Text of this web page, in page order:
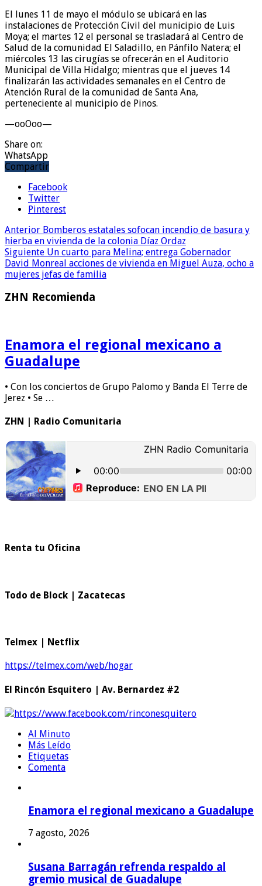
El lunes 11 de mayo el módulo se ubicará en las
instalaciones de Protección Civil del municipio de Luis
Moya; el martes 12 el personal se trasladará al Centro de
Salud de la comunidad El Saladillo, en Pánfilo Natera; el
miércoles 13 las cirugías se ofrecerán en el Auditorio
Municipal de Villa Hidalgo; mientras que el jueves 14
finalizarán las actividades semanales en el Centro de
Atención Rural de la comunidad de Santa Ana,
perteneciente al municipio de Pinos.
—ooOoo—
Share on:
WhatsApp
Compartir
Facebook
Twitter
Pinterest
Anterior Bomberos estatales sofocan incendio de basura y
hierba en vivienda de la colonia Díaz Ordaz
Siguiente Un cuarto para Melina; entrega Gobernador
David Monreal acciones de vivienda en Miguel Auza, ocho a
mujeres jefas de familia
ZHN Recomienda
Enamora el regional mexicano a
Guadalupe
• Con los conciertos de Grupo Palomo y Banda El Terre de
Jerez • Se …
ZHN | Radio Comunitaria
Renta tu Oficina
Todo de Block | Zacatecas
Telmex | Netflix
https://telmex.com/web/hogar
El Rincón Esquitero | Av. Bernardez #2
https://www.facebook.com/rinconesquitero
Al Minuto
Más Leído
Etiquetas
Comenta
Enamora el regional mexicano a Guadalupe
7 agosto, 2026
Susana Barragán refrenda respaldo al
gremio musical de Guadalupe